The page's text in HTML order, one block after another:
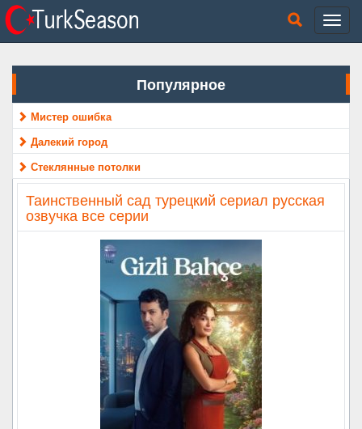
Популярное
Мистер ошибка
Далекий город
Стеклянные потолки
Таинственный сад турецкий сериал русская
озвучка все серии